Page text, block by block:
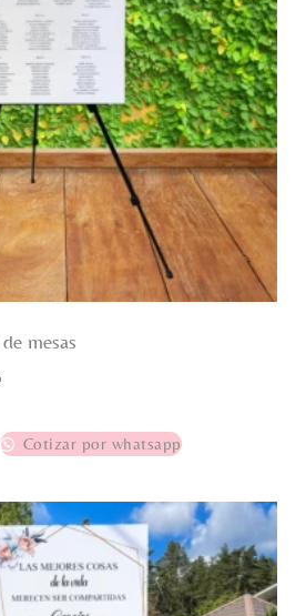
mesas
Cotizar por whatsapp